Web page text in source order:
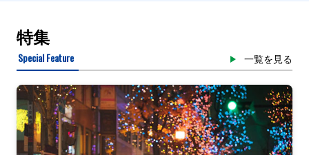
特集
Special Feature 一覧を見る